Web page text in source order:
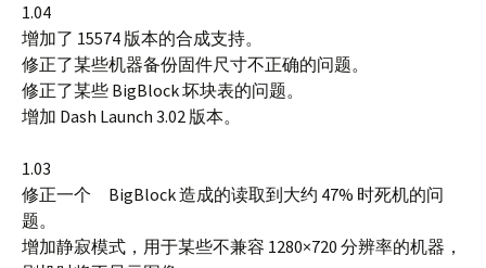
1.04
增加了 15574 版本的合成支持。
修正了某些机器备份固件尺寸不正确的问题。
修正了某些 BigBlock 坏块表的问题。
增加 Dash Launch 3.02 版本。
1.03
修正一个 BigBlock 造成的读取到大约 47% 时死机的问
题。
增加静寂模式，用于某些不兼容 1280×720 分辨率的机器，